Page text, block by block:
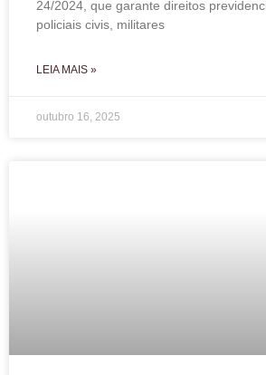
24/2024, que garante direitos
policiais civis, militares
LEIA MAIS »
outubro 16, 2025